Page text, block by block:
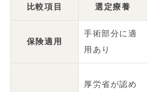
比較項目 選定療養
保険適用
手術部分に適
用あり
厚労省が認め